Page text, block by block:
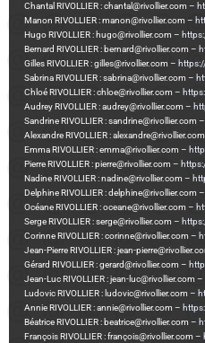
Chantal RIVOLLIER : chantal@rivollier.com –
Manon RIVOLLIER : manon@rivollier.com –
Hugo RIVOLLIER : hugo@rivollier.com –
Bernard RIVOLLIER : bernard@rivollier.com –
Gilles RIVOLLIER : gilles@rivollier.com –
Sabrina RIVOLLIER : sabrina@rivollier.com –
Chloé RIVOLLIER : chloe@rivollier.com –
Audrey RIVOLLIER : audrey@rivollier.com –
Sandrine RIVOLLIER : sandrine@rivollier.com –
Alexandre RIVOLLIER :
Emma RIVOLLIER : emma@rivollier.com –
Pierre RIVOLLIER : pierre@rivollier.com –
Nadine RIVOLLIER : nadine@rivollier.com –
Delphine RIVOLLIER : delphine@rivollier.com –
Océane RIVOLLIER : oceane@rivollier.com –
Serge RIVOLLIER : serge@rivollier.com –
Corinne RIVOLLIER : corinne@rivollier.com –
Jean-Pierre RIVOLLIER : jean-
Gérard RIVOLLIER : gerard@rivollier.com –
Jean-Luc RIVOLLIER : jean-luc@rivollier.com –
Ludovic RIVOLLIER : ludovic@rivollier.com –
Annie RIVOLLIER : annie@rivollier.com –
Béatrice RIVOLLIER : beatrice@rivollier.com –
François RIVOLLIER : françois@rivollier.com –